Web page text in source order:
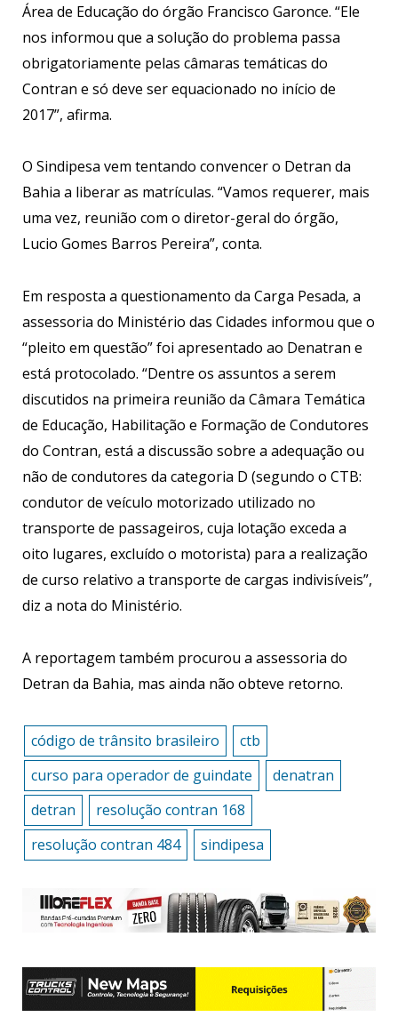
Área de Educação do órgão Francisco Garonce. “Ele
nos informou que a solução do problema passa
obrigatoriamente pelas câmaras temáticas do
Contran e só deve ser equacionado no início de
2017”, afirma.
O Sindipesa vem tentando convencer o Detran da
Bahia a liberar as matrículas. “Vamos requerer, mais
uma vez, reunião com o diretor-geral do órgão,
Lucio Gomes Barros Pereira”, conta.
Em resposta a questionamento da Carga Pesada, a
assessoria do Ministério das Cidades informou que o
“pleito em questão” foi apresentado ao Denatran e
está protocolado. “Dentre os assuntos a serem
discutidos na primeira reunião da Câmara Temática
de Educação, Habilitação e Formação de Condutores
do Contran, está a discussão sobre a adequação ou
não de condutores da categoria D (segundo o CTB:
condutor de veículo motorizado utilizado no
transporte de passageiros, cuja lotação exceda a
oito lugares, excluído o motorista) para a realização
de curso relativo a transporte de cargas indivisíveis”,
diz a nota do Ministério.
A reportagem também procurou a assessoria do
Detran da Bahia, mas ainda não obteve retorno.
código de trânsito brasileiro
ctb
curso para operador de guindate
denatran
detran
resolução contran 168
resolução contran 484
sindipesa